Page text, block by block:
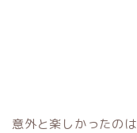
意外と楽しかったの